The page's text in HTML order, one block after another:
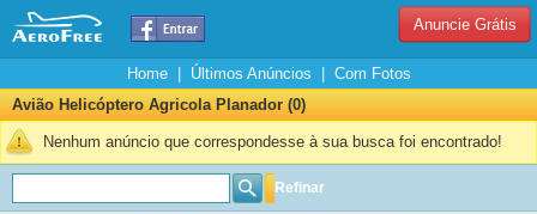
Anuncie Grátis
Home| Últimos Anúncios
Com Fotos
Avião Helicóptero Agricola Planador (0)
Nenhum anúncio que correspondesse à sua busca foi encontrado!
Refinar